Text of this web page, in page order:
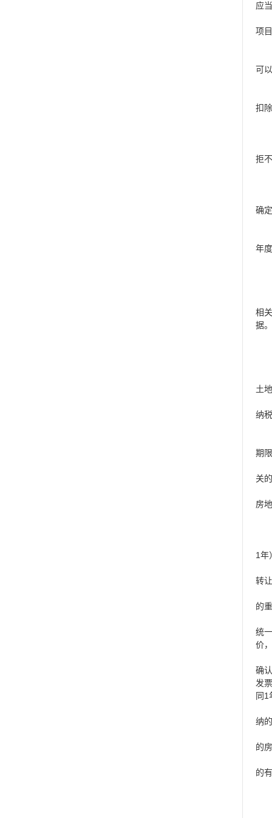
应
项
可
扣
拒
确
年
相
据。
土
纳
期
关
房
1年
转
的
统
价
确
发
同1
纳
的
的